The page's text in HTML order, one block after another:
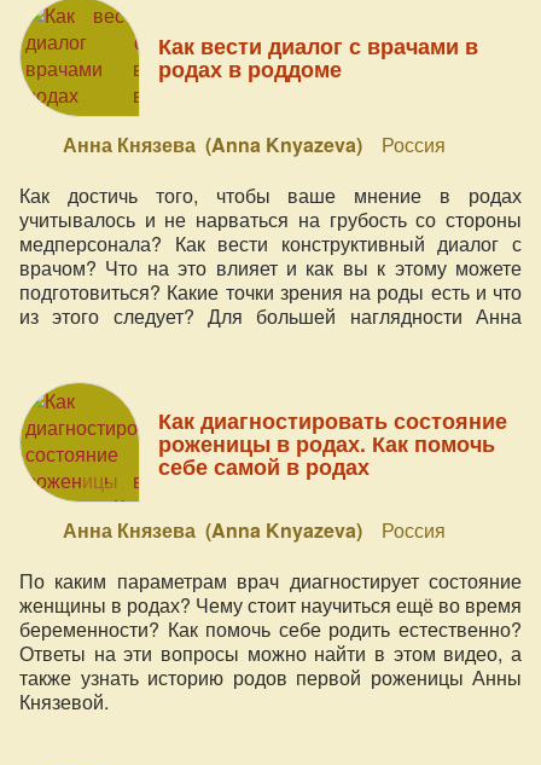
Как вести диалог с врачами в
родах в роддоме
Анна Князева (Anna Knyazeva)
Россия
Как достичь того, чтобы ваше мнение в родах
учитывалось и не нарваться на грубость со стороны
медперсонала? Как вести конструктивный диалог с
врачом? Что на это влияет и как вы к этому можете
подготовиться? Какие точки зрения на роды есть и что
из этого следует? Для большей наглядности Анна
семья!» - осветит эти вопросы с разных ракурсов.
Как диагностировать состояние
роженицы в родах. Как помочь
себе самой в родах
Анна Князева (Anna Knyazeva)
Россия
По каким параметрам врач диагностирует состояние
женщины в родах? Чему стоит научиться ещё во время
беременности? Как помочь себе родить естественно?
Ответы на эти вопросы можно найти в этом видео, а
также узнать историю родов первой роженицы Анны
Князевой.